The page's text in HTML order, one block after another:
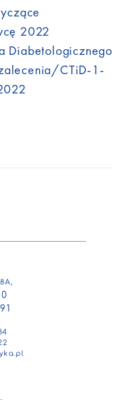
2022
Diabetologicznego
CTiD-1-